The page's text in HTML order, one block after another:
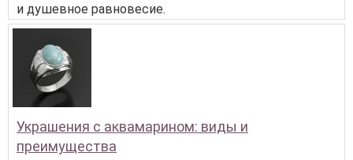
и душевное равновесие.
Украшения с аквамарином: виды и
преимущества